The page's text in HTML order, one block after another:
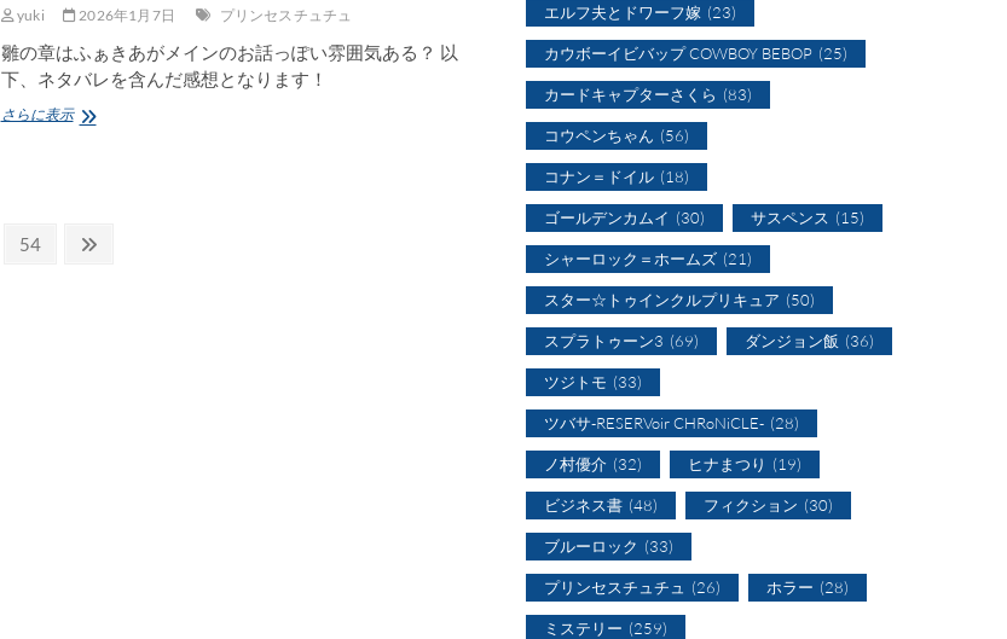
yuki 2026年1月7日 プリンセスチュチュ
雛の章はふぁきあがメインのお話っぽい雰囲気ある？ 以
下、ネタバレを含んだ感想となります！
さらに表示プ
ュ
固
54
次
エルフ夫とドワーフ嫁 (23)
カウボーイビバップ COWBOY BEBOP (25)
カードキャプターさくら (83)
コウペンちゃん (56)
コナン＝ドイル (18)
ゴールデンカムイ (30) サスペンス (15)
シャーロック＝ホームズ (21)
スター☆トゥインクルプリキュア (50)
スプラトゥーン3 (69) ダンジョン飯 (36)
ツジトモ (33)
ツバサ-RESERVoir CHRoNiCLE- (28)
ノ村優介 (32) ヒナまつり (19)
ビジネス書 (48) フィクション (30)
ブルーロック (33)
プリンセスチュチュ (26) ホラー (28)
ミステリー (259)